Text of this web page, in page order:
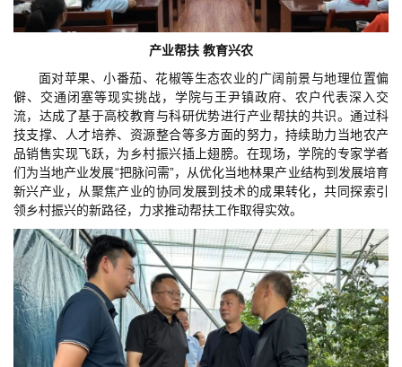
产业帮扶 教育兴农
面对苹果、小番茄、花椒等生态农业的广阔前景与地理位置偏
僻、交通闭塞等现实挑战，学院与王尹镇政府、农户代表深入交
流，达成了基于高校教育与科研优势进行产业帮扶的共识。通过科
技支撑、人才培养、资源整合等多方面的努力，持续助力当地农产
品销售实现飞跃，为乡村振兴插上翅膀。在现场，学院的专家学者
们为当地产业发展“把脉问需”，从优化当地林果产业结构到发展培育
新兴产业，从聚焦产业的协同发展到技术的成果转化，共同探索引
领乡村振兴的新路径，力求推动帮扶工作取得实效。